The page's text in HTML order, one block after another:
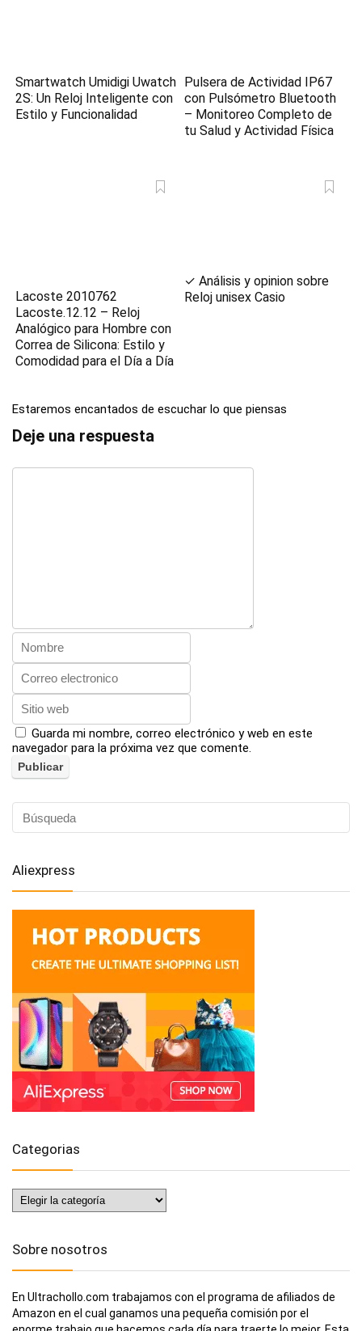
Smartwatch Umidigi Uwatch
2S: Un Reloj Inteligente con
Estilo y Funcionalidad
Pulsera de Actividad IP67
con Pulsómetro Bluetooth
– Monitoreo Completo de
tu Salud y Actividad Física
Lacoste 2010762
Lacoste.12.12 – Reloj
Analógico para Hombre con
Correa de Silicona: Estilo y
Comodidad para el Día a Día
✓ Análisis y opinion sobre
Reloj unisex Casio
Estaremos encantados de escuchar lo que piensas
Deje una respuesta
Guarda mi nombre, correo electrónico y web en este
navegador para la próxima vez que comente.
Aliexpress
Categorias
Categorias
Sobre nosotros
En Ultrachollo.com trabajamos con el programa de afiliados de
Amazon en el cual ganamos una pequeña comisión por el